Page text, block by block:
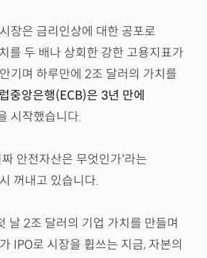
장은 금리인상에 대한 공포로
를 두 배나 상회한 강한 고용지표가
기며 하루만에 2조 달러의 가치를
중앙은행(ECB)은 3년 만에
시작했습니다.
안전자산은 무엇인가'라는
꺼내고 있습니다.
날 2조 달러의 기업 가치를 만들며
IPO로 시장을 휩쓰는 지금, 자본의